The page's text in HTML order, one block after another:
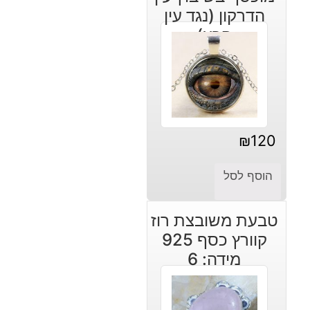
הדרקון (נגד עין
הרע)
₪120
הוסף לסל
טבעת משובצת רוז
קוורץ כסף 925
מידה: 6